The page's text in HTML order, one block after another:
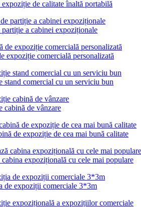
expoziție de calitate înaltă portabilă
partiție a cabinei expoziționale
expoziție comercială personalizată
stand comercial cu un serviciu bun
cabină de vânzare
de expoziție de cea mai bună calitate
cabina expozițională cu cele mai populare
de expoziții comerciale 3*3m